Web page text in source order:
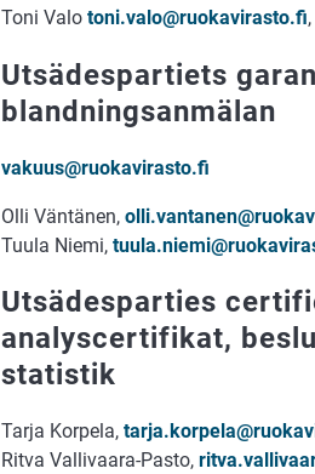
Toni Valo toni.valo@ruokavirasto.fi
Utsädespartiets
blandningsanmälan
vakuus@ruokavirasto.fi
Olli Väntänen,
Tuula Niemi,
Utsädesparties
analyscertifikat,
statistik
Tarja Korpela,
Ritva Vallivaara-Pasto,